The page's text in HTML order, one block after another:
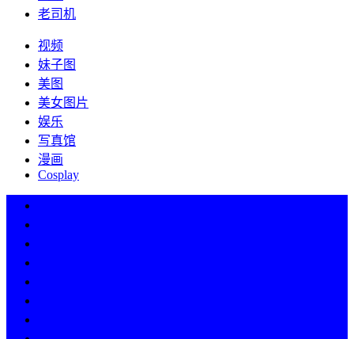
老司机
视频
妹子图
美图
美女图片
娱乐
写真馆
漫画
Cosplay